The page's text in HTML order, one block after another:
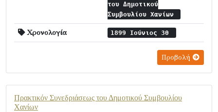
του Δημοτικού
Συμβουλίου Χανίων
Χρονολογία 1899 Ιούνιος 30
Προβολή
Πρακτικόν Συνεδριάσεως του Δημοτικού Συμβουλίου
Χανίων